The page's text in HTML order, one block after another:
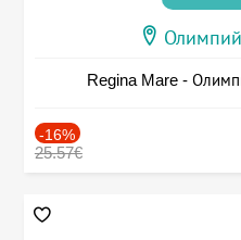
Regina Mare -
-16%
25.57€